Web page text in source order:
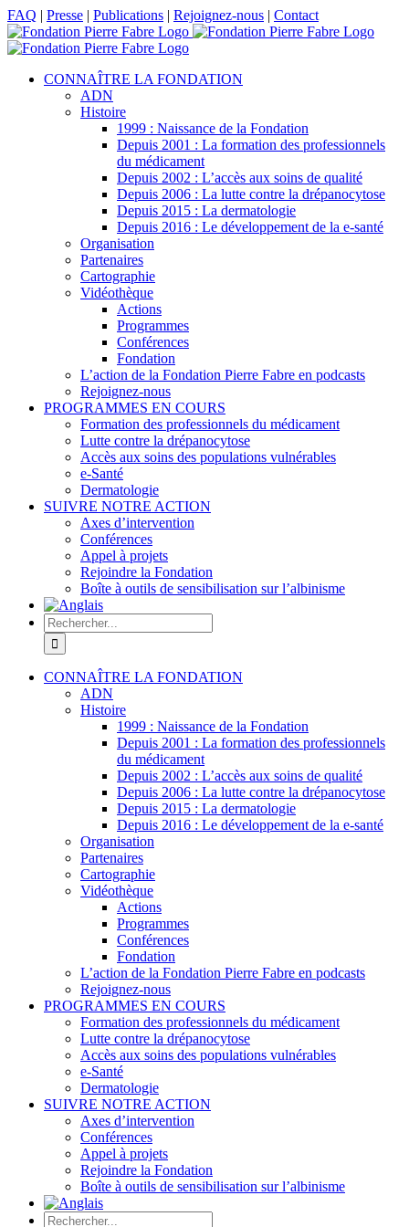
Passer
au
contenu
Facebook
X
LinkedIn
YouTube
FAQ | Presse | Publications | Rejoignez-nous | Contact
CONNAÎTRE LA FONDATION
ADN
Histoire
1999 : Naissance de la Fondation
Depuis 2001 : La formation des professionnels
du médicament
Depuis 2002 : L’accès aux soins de qualité
Depuis 2006 : La lutte contre la drépanocytose
Depuis 2015 : La dermatologie
Depuis 2016 : Le développement de la e-santé
Organisation
Partenaires
Cartographie
Vidéothèque
Actions
Programmes
Conférences
Fondation
L’action de la Fondation Pierre Fabre en podcasts
Rejoignez-nous
PROGRAMMES EN COURS
Formation des professionnels du médicament
Lutte contre la drépanocytose
Accès aux soins des populations vulnérables
e-Santé
Dermatologie
SUIVRE NOTRE ACTION
Axes d’intervention
Conférences
Appel à projets
Rejoindre la Fondation
Boîte à outils de sensibilisation sur l’albinisme
Rechercher:
CONNAÎTRE LA FONDATION
ADN
Histoire
1999 : Naissance de la Fondation
Depuis 2001 : La formation des professionnels
du médicament
Depuis 2002 : L’accès aux soins de qualité
Depuis 2006 : La lutte contre la drépanocytose
Depuis 2015 : La dermatologie
Depuis 2016 : Le développement de la e-santé
Organisation
Partenaires
Cartographie
Vidéothèque
Actions
Programmes
Conférences
Fondation
L’action de la Fondation Pierre Fabre en podcasts
Rejoignez-nous
PROGRAMMES EN COURS
Formation des professionnels du médicament
Lutte contre la drépanocytose
Accès aux soins des populations vulnérables
e-Santé
Dermatologie
SUIVRE NOTRE ACTION
Axes d’intervention
Conférences
Appel à projets
Rejoindre la Fondation
Boîte à outils de sensibilisation sur l’albinisme
Rechercher: